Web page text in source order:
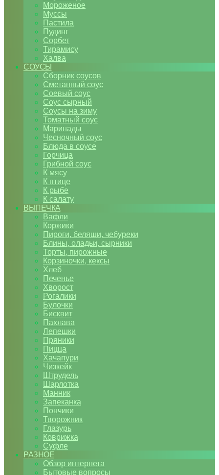
Мороженое
Муссы
Пастила
Пудинг
Сорбет
Тирамису
Халва
СОУСЫ
Сборник соусов
Сметанный соус
Соевый соус
Соус сырный
Соусы на зиму
Томатный соус
Маринады
Чесночный соус
Блюда в соусе
Горчица
Грибной соус
К мясу
К птице
К рыбе
К салату
ВЫПЕЧКА
Вафли
Коржики
Пироги, беляши, чебуреки
Блины, оладьи, сырники
Торты, пирожные
Корзиночки, кексы
Хлеб
Печенье
Хворост
Рогалики
Булочки
Бисквит
Пахлава
Лепешки
Пряники
Пицца
Хачапури
Чизкейк
Штрудель
Шарлотка
Манник
Запеканка
Пончики
Творожник
Глазурь
Коврижка
Суфле
РАЗНОЕ
Обзор интернета
Бытовые вопросы